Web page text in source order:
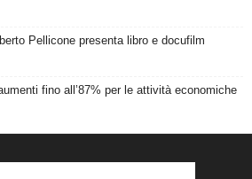
Pellicone presenta libro e docufilm
fino all’87% per le attività economiche